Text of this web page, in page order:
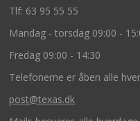
Tlf: 63 95 55 55
Mandag - torsdag 09:00 -
Fredag 09:00 - 14:30
Telefonerne er åben alle
post@texas.dk